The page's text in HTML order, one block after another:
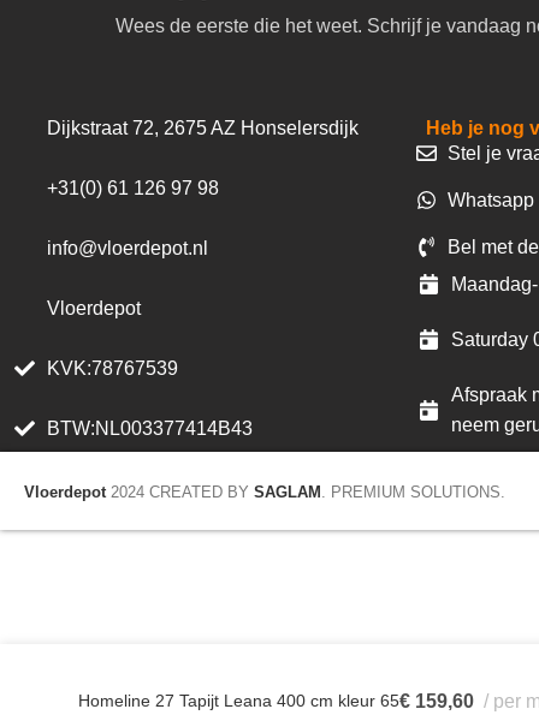
Wees de eerste die het weet. Schrijf je vandaag
Dijkstraat 72, 2675 AZ Honselersdijk
+31(0) 61 126 97 98
info@vloerdepot.nl
Vloerdepot
KVK:78767539
BTW:NL003377414B43
Heb je nog
Stel je
Bel met
Saturday
Afspraak
neem
Vloerdepot 2024 CREATED BY SAGLAM . PREMIUM SOLUTIONS.
Homeline 27 Tapijt Leana 400 cm kleur 65€ 159,60 per